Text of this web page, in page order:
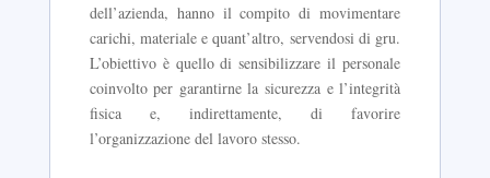
dell’azienda, hanno il compito di movimentare
carichi, materiale e quant’altro, servendosi di gru.
L’obiettivo è quello di sensibilizzare il personale
coinvolto per garantirne la sicurezza e l’integrità
fisica e, indirettamente, di favorire
l’organizzazione del lavoro stesso.